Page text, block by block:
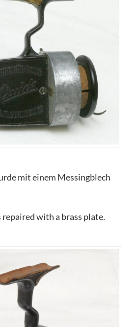
mit einem Messingblech
with a brass plate.